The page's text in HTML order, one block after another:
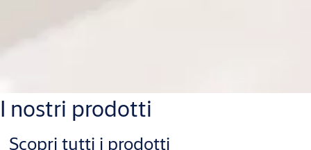
I nostri prodotti
Scopri tutti i prodotti